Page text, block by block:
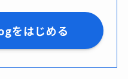
をはじめる